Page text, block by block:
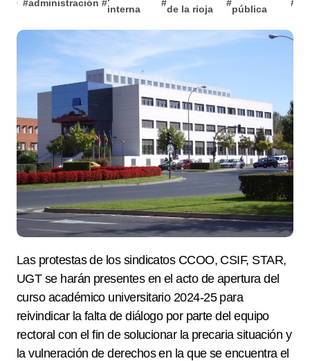
#administración #
interna
#
de la rioja
#
pública
#
Las protestas de los sindicatos CCOO, CSIF, STAR,
UGT se harán presentes en el acto de apertura del
curso académico universitario 2024-25 para
reivindicar la falta de diálogo por parte del equipo
rectoral con el fin de solucionar la precaria situación y
la vulneración de derechos en la que se encuentra el